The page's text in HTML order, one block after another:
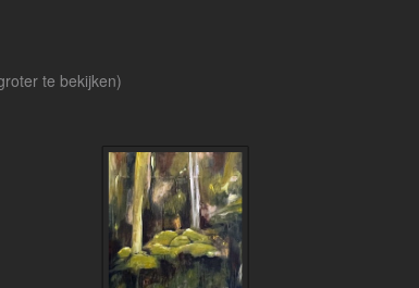
te bekijken)